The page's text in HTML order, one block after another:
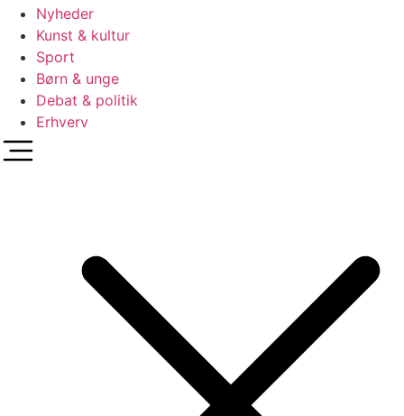
Nyheder
Kunst & kultur
Sport
Børn & unge
Debat & politik
Erhverv